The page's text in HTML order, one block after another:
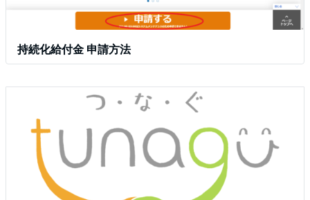
持続化給付金 申請方法